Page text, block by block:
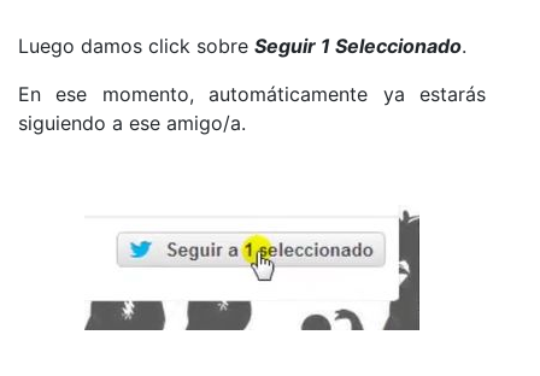
Luego damos click sobre Seguir 1 Seleccionado.
En ese momento, automáticamente ya estarás
siguiendo a ese amigo/a.